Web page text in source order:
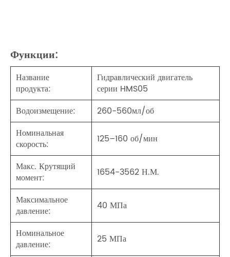
Функции:
Название
продукта:
Гидравлический двигатель
серии HMS05
Водоизмещение:
260-560мл/об
Номинальная
скорость:
125–160 об/мин
Макс. Крутящий
момент:
1654-3562 Н.М.
Максимальное
давление:
40 МПа
Номинальное
давление:
25 МПа